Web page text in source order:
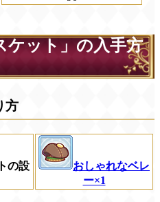
ケット」の入手方
方
の設
おしゃれなベレ
ー×1